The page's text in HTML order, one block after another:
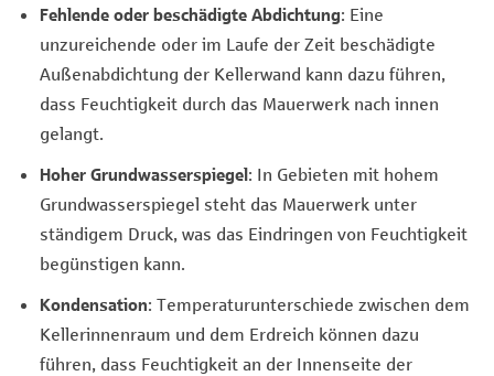
Fehlende oder beschädigte Abdichtung: Eine
unzureichende oder im Laufe der Zeit beschädigte
Außenabdichtung der Kellerwand kann dazu führen,
dass Feuchtigkeit durch das Mauerwerk nach innen
gelangt.
Hoher Grundwasserspiegel: In Gebieten mit hohem
Grundwasserspiegel steht das Mauerwerk unter
ständigem Druck, was das Eindringen von Feuchtigkeit
begünstigen kann.
Kondensation: Temperaturunterschiede zwischen dem
Kellerinnenraum und dem Erdreich können dazu
führen, dass Feuchtigkeit an der Innenseite der